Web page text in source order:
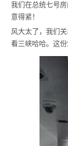
我们在总统七号
意得紧！
风大太了，我们
看三峡哈哈。这